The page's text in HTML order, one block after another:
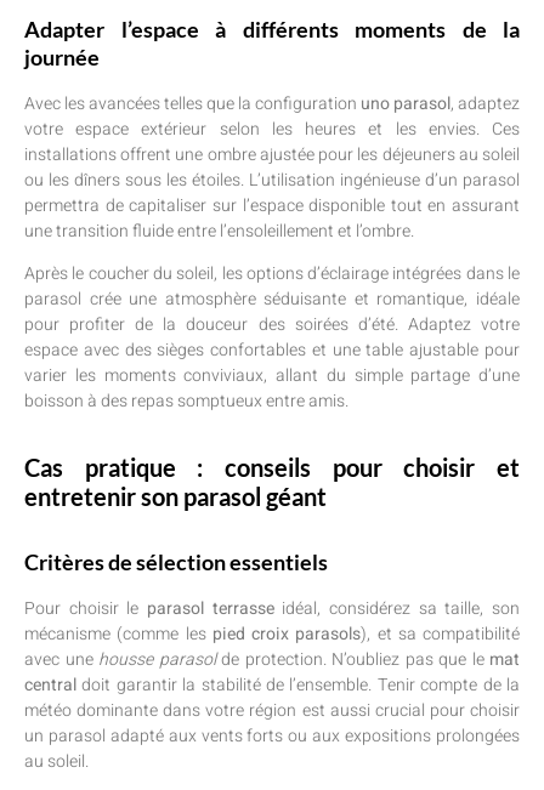
Adapter l’espace à différents moments de la
journée
Avec les avancées telles que la configuration uno parasol, adaptez
votre espace extérieur selon les heures et les envies. Ces
installations offrent une ombre ajustée pour les déjeuners au soleil
ou les dîners sous les étoiles. L’utilisation ingénieuse d’un parasol
permettra de capitaliser sur l’espace disponible tout en assurant
une transition fluide entre l’ensoleillement et l’ombre.
Après le coucher du soleil, les options d’éclairage intégrées dans le
parasol crée une atmosphère séduisante et romantique, idéale
pour profiter de la douceur des soirées d’été. Adaptez votre
espace avec des sièges confortables et une table ajustable pour
varier les moments conviviaux, allant du simple partage d’une
boisson à des repas somptueux entre amis.
Cas pratique : conseils pour choisir et
entretenir son parasol géant
Critères de sélection essentiels
Pour choisir le parasol terrasseidéal, considérez sa taille, son
mécanisme (comme les pied croix parasols), et sa compatibilité
avec une housse parasolde protection. N’oubliez pas que le mat
centraldoit garantir la stabilité de l’ensemble. Tenir compte de la
météo dominante dans votre région est aussi crucial pour choisir
un parasol adapté aux vents forts ou aux expositions prolongées
au soleil.